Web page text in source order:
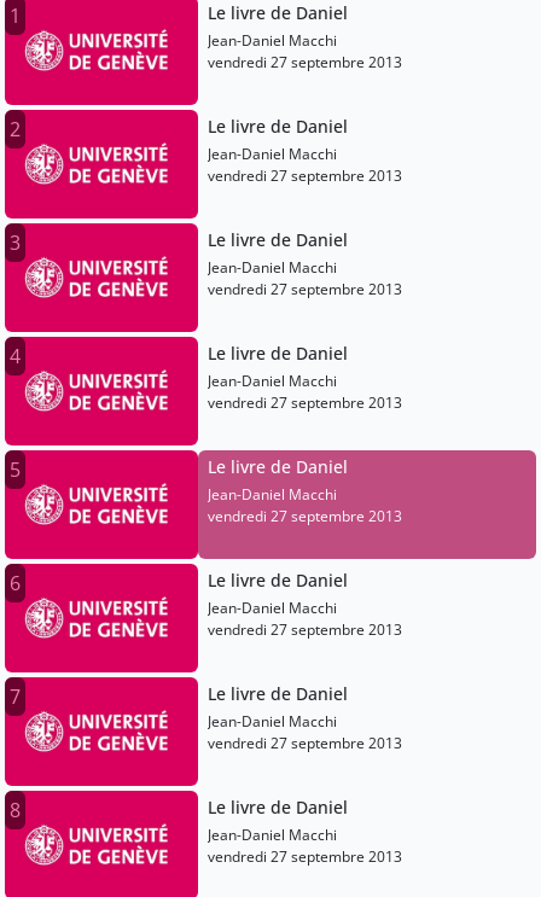
1 Le livre de Daniel
Jean-Daniel Macchi
vendredi 27 septembre 2013
2 Le livre de Daniel
Jean-Daniel Macchi
vendredi 27 septembre 2013
3 Le livre de Daniel
Jean-Daniel Macchi
vendredi 27 septembre 2013
4 Le livre de Daniel
Jean-Daniel Macchi
vendredi 27 septembre 2013
5 Le livre de Daniel
Jean-Daniel Macchi
vendredi 27 septembre 2013
6 Le livre de Daniel
Jean-Daniel Macchi
vendredi 27 septembre 2013
7 Le livre de Daniel
Jean-Daniel Macchi
vendredi 27 septembre 2013
8 Le livre de Daniel
Jean-Daniel Macchi
vendredi 27 septembre 2013